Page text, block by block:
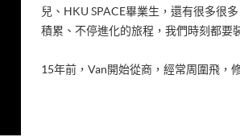
兒、HKU SPACE畢業生，還有很多很
積累、不停進化的旅程，我們時刻都要
15年前，Van開始從商，經常周圍飛，